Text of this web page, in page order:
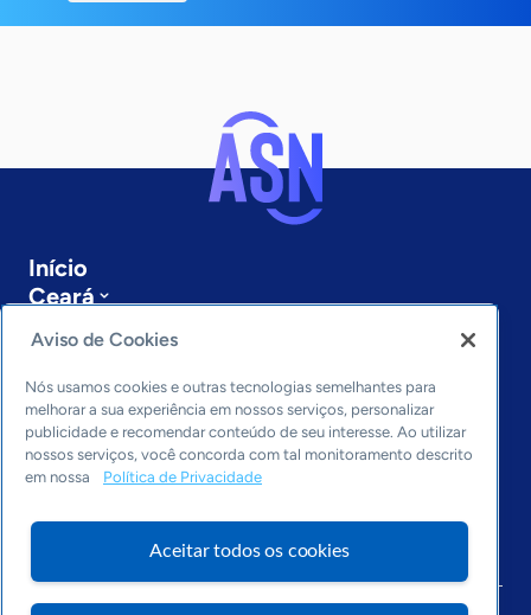
Início
Ceará
Últimas notícias
Entre em contato
Editorias
Economia & Política
Inovação & Tecnologia
Arquivo
Aviso de Cookies
Nós usamos cookies e outras tecnologias semelhantes para
melhorar a sua experiência em nossos serviços, personalizar
publicidade e recomendar conteúdo de seu interesse. Ao utilizar
nossos serviços, você concorda com tal monitoramento descrito
em nossa
Política de Privacidade
Aceitar todos os cookies